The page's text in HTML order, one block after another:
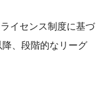
イセンス制度に基づ
、段階的なリーグ